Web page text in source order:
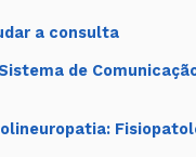
a consulta
de